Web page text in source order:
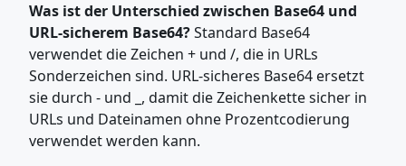
Was ist der Unterschied zwischen Base64 und
URL-sicherem Base64?Standard Base64
verwendet die Zeichen + und /, die in URLs
Sonderzeichen sind. URL-sicheres Base64 ersetzt
sie durch - und _, damit die Zeichenkette sicher in
URLs und Dateinamen ohne Prozentcodierung
verwendet werden kann.